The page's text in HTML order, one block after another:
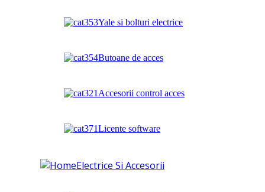
Yale si bolturi electrice
Butoane de acces
Accesorii control acces
Licente software
Electrice Si Accesorii